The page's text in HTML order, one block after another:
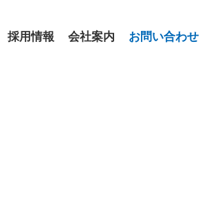
採用情報 会社案内 お問い合わせ